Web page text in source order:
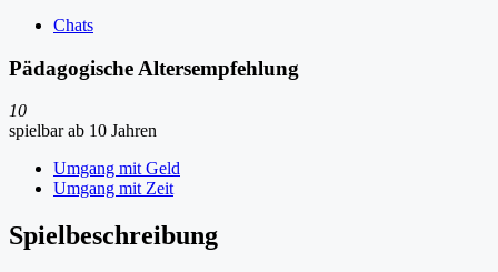
Chats
Pädagogische Altersempfehlung
10
spielbar ab 10 Jahren
Umgang mit Geld
Umgang mit Zeit
Spielbeschreibung